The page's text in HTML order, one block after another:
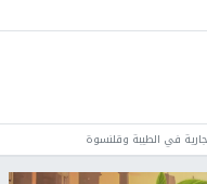
في الطيبة وقلنسوة